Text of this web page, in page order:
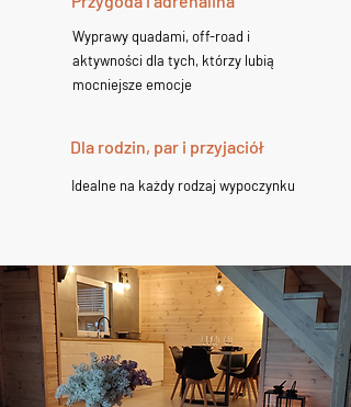
Wyprawy quadami, off-road i
aktywności dla tych, którzy lubią
mocniejsze emocje
Dla rodzin, par i przyjaciół
Idealne na każdy rodzaj wypoczynku